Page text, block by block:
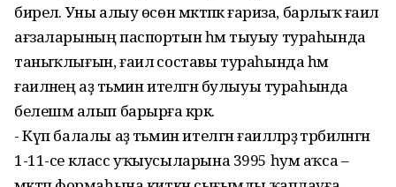
бирелә. Уны алыу өсөн мәктәпкә ғариза, барлыҡ ғаилә
ағзаларының паспортын һәм тыуыу тураһында
таныҡлығын, ғаилә составы тураһында һәм
ғаиләнең аҙ тәьмин ителгән булыуы тураһында
белешмә алып барырға кәрәк.
- Күп балалы аҙ тәьмин ителгән ғаиләләрҙә тәрбиәләнгән
1-11-се класс уҡыусыларына 3995 һум аҡса –